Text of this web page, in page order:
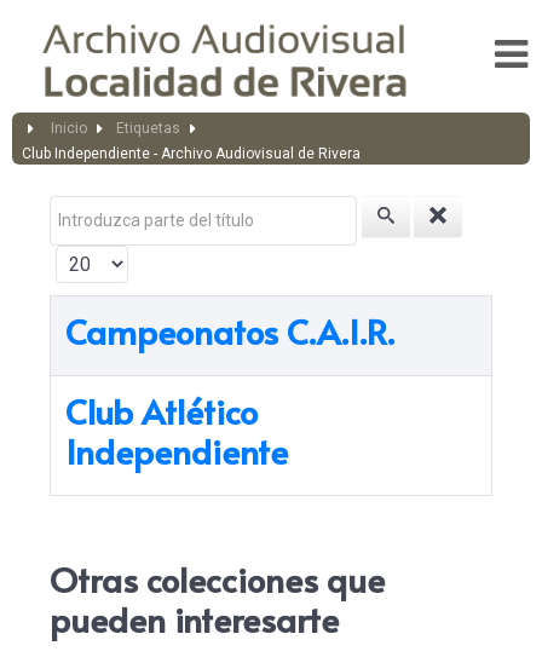
Inicio
Etiquetas
Club Independiente - Archivo Audiovisual de Rivera
Introduzca parte del título
Cantidad a mostrar
Campeonatos C.A.I.R.
Club Atlético
Independiente
Otras colecciones que
pueden interesarte